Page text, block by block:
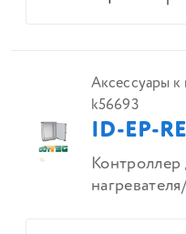
Аксессуары к
k56693
ID-EP-
Контроллер